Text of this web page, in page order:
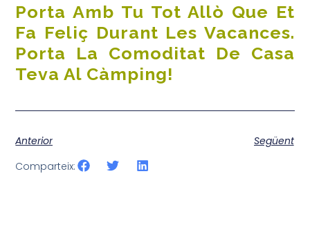
Porta Amb Tu Tot Allò Que Et
Fa Feliç Durant Les Vacances.
Porta La Comoditat De Casa
Teva Al Càmping!
Anterior
Següent
Comparteix: